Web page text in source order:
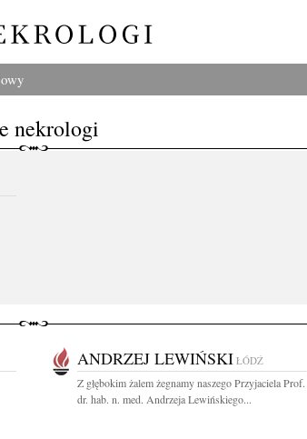
nekrologi
ANDRZEJ LEWIŃSKI ŁÓDŹ
Z głębokim żalem żegnamy naszego Przyjaciela Prof.
dr. hab. n. med. Andrzeja Lewińskiego...